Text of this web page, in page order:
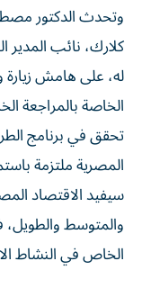
وتحدث الدكتور
كلارك، نائب المدير
له، على هامش
الخاصة بالمراجعة
تحقق في برنامج
المصرية ملتزمة
سيفيد الاقتصاد
والمتوسط
الخاص في النشاط